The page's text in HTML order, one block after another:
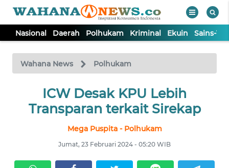
Nasional Daerah Polhukam Kriminal Ekuin Sains-
Wahana News Polhukam
ICW Desak KPU Lebih
Transparan terkait Sirekap
Mega Puspita - Polhukam
Jumat, 23 Februari 2024 - 05:20 WIB
TV
Tutup
NASIONAL